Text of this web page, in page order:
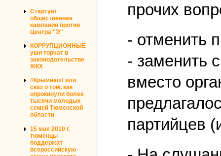
Стартует
общественная
кампания против
Центра "Э"
КОРРУПЦИОННЫЕ
уши торчат в
законодательстве
ЖКХ
#Крымнаш! или
сказ о том, как
опрокинули более
тысячи молодых
семей Тюменской
области
15 мая 2010 г.
тюменцы
поддержат
всероссийскую
прочих
- отменить
- заменить
вместо
партийцев